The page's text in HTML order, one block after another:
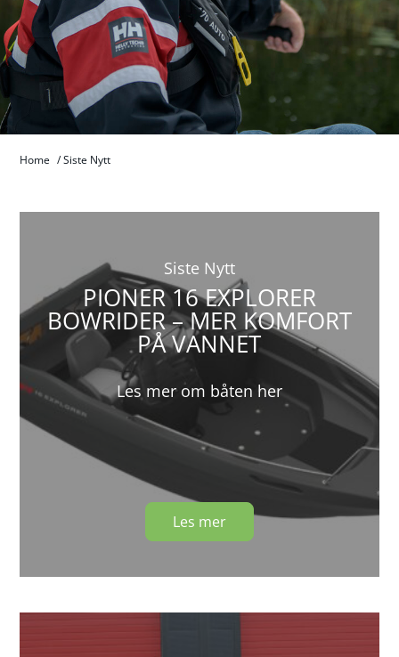
Home /Siste Nytt
Siste Nytt
PIONER 16 EXPLORER
BOWRIDER – MER KOMFORT
PÅ VANNET
Les mer om båten her
Les mer